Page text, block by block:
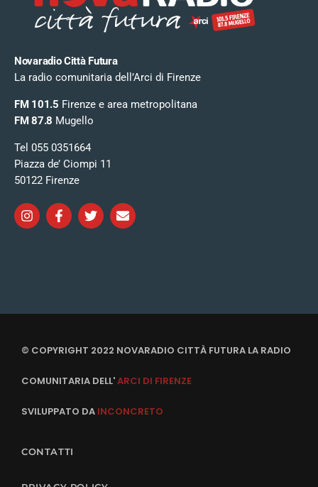
Novaradio Città Futura
La radio comunitaria dell’Arci di Firenze
FM 101.5 Firenze e area metropolitana
FM 87.8 Mugello
Tel 055 0351664
Piazza de’ Ciompi 11
50122 Firenze
© COPYRIGHT 2022 NOVARADIO CITTÀ FUTURA LA RADIO
COMUNITARIA DELL'ARCI DI FIRENZE
SVILUPPATO DA INCONCRETO
CONTATTI